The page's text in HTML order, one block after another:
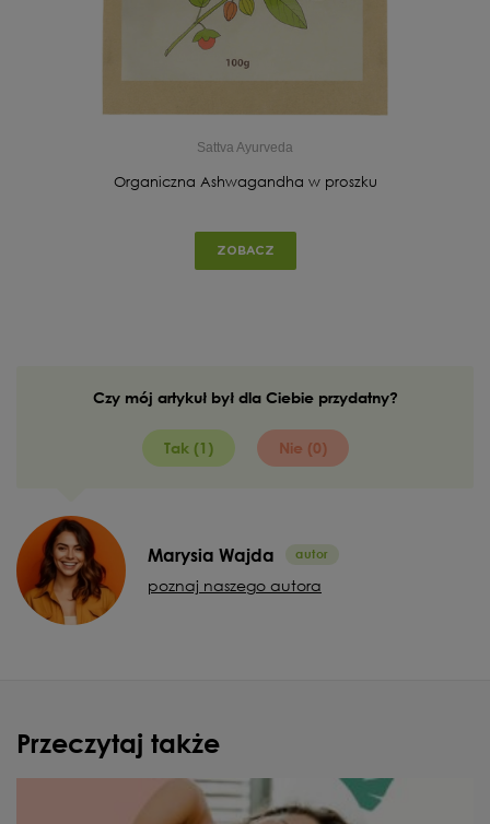
Sattva Ayurveda
Organiczna Ashwagandha w proszku
ZOBACZ
Czy mój artykuł był dla Ciebie przydatny?
Tak (1) Nie (0)
Marysia Wajda
poznaj naszego autora
Przeczytaj także